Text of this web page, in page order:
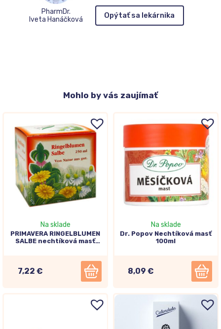
PharmDr.
Iveta Hanáčková
Opýtať sa lekárnika
Mohlo by vás zaujímať
Na sklade
PRIMAVERA RINGELBLUMEN
SALBE nechtíková masť
7,22 €
Na sklade
Dr. Popov Nechtíková masť
100ml
8,09 €